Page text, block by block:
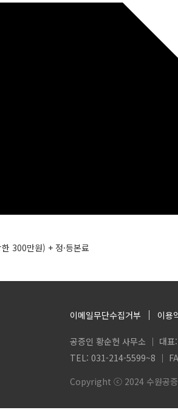
300만원) + 정·등본료
이메일무단수집거부 이용
공증인 황순헌 사무소 │ 대
TEL: 031-214-5599~8 │
Copyright ⓒ 2024 수원공